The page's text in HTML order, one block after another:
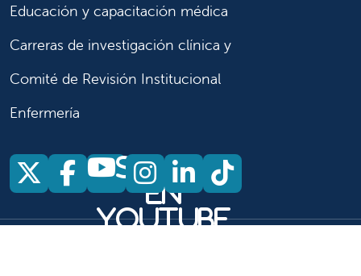
Educación y capacitación médica
Carreras de investigación clínica y
Comité de Revisión Institucional
Enfermería
Síganos en X
Síganos en Facebook
Síganos
en
YouTube
Síganos en
Síganos en
Síganos